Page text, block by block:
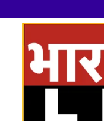
content